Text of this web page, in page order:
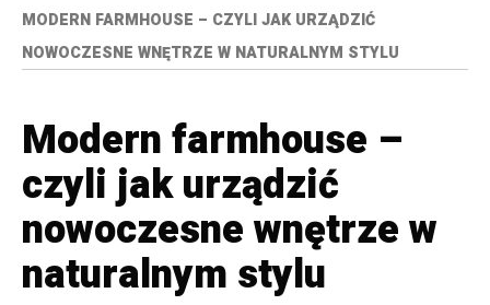
MODERN FARMHOUSE – CZYLI JAK URZĄDZIĆ
NOWOCZESNE WNĘTRZE W NATURALNYM STYLU
Modern farmhouse –
czyli jak urządzić
nowoczesne wnętrze w
naturalnym stylu